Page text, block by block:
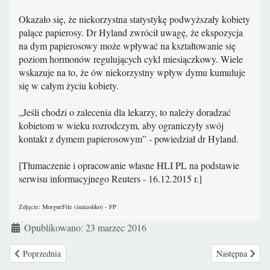
Okazało się, że niekorzystna statystykę podwyższały kobiety
palące papierosy. Dr Hyland zwrócił uwagę, że ekspozycja
na dym papierosowy może wpływać na kształtowanie się
poziom hormonów regulujących cykl miesiączkowy. Wiele
wskazuje na to, że ów niekorzystny wpływ dymu kumuluje
się w całym życiu kobiety.
„Jeśli chodzi o zalecenia dla lekarzy, to należy doradzać
kobietom w wieku rozrodczym, aby ograniczyły swój
kontakt z dymem papierosowym” - powiedział dr Hyland.
[Tłumaczenie i opracowanie własne HLI PL na podstawie
serwisu informacyjnego Reuters - 16.12.2015 r.]
Zdjęcie: MorgueFile (inatashko) - FP
Szczegóły
Opublikowano: 23 marzec 2016
Poprzednia strona: „Spłukali moje dziecko w toalecie”
Poprzednia Następna
Następna